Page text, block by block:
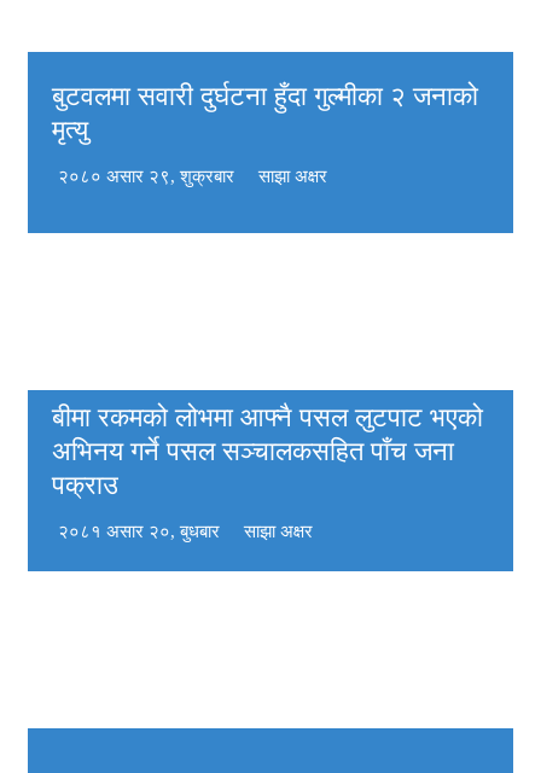
बुटवलमा सवारी दुर्घटना हुँदा गुल्मीका २ जनाको
मृत्यु
२०८० असार २९, शुक्रबार साझा अक्षर
बीमा रकमको लोभमा आफ्नै पसल लुटपाट भएको
अभिनय गर्ने पसल सञ्चालकसहित पाँच जना
पक्राउ
२०८१ असार २०, बुधबार साझा अक्षर